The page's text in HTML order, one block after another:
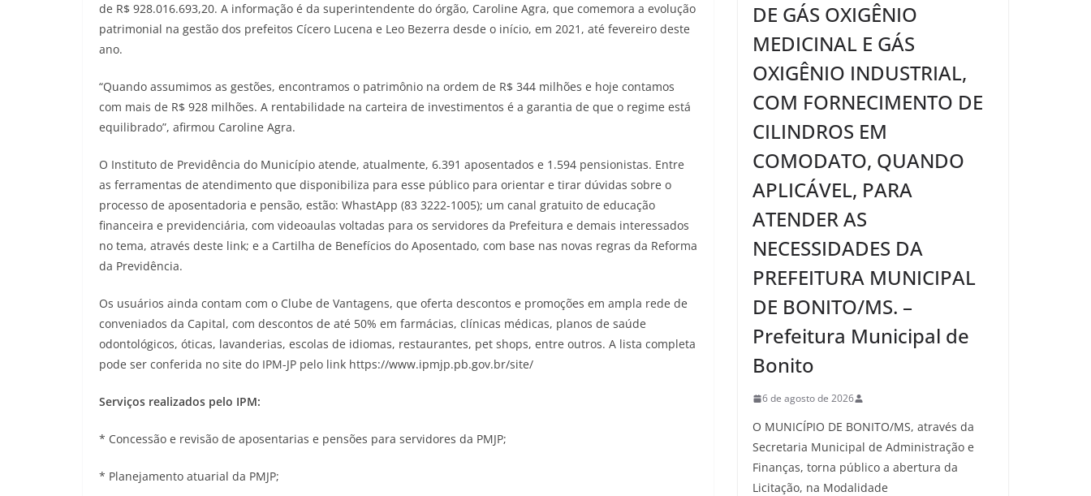
de R$ 928.016.693,20. A informação é da superintendente do órgão, Caroline Agra, que comemora a evolução
patrimonial na gestão dos prefeitos Cícero Lucena e Leo Bezerra desde o início, em 2021, até fevereiro deste
ano.
“Quando assumimos as gestões, encontramos o patrimônio na ordem de R$ 344 milhões e hoje contamos
com mais de R$ 928 milhões. A rentabilidade na carteira de investimentos é a garantia de que o regime está
equilibrado”, afirmou Caroline Agra.
O Instituto de Previdência do Município atende, atualmente, 6.391 aposentados e 1.594 pensionistas. Entre
as ferramentas de atendimento que disponibiliza para esse público para orientar e tirar dúvidas sobre o
processo de aposentadoria e pensão, estão: WhastApp (83 3222-1005); um canal gratuito de educação
financeira e previdenciária, com videoaulas voltadas para os servidores da Prefeitura e demais interessados
no tema, através deste link; e a Cartilha de Benefícios do Aposentado, com base nas novas regras da Reforma
da Previdência.
Os usuários ainda contam com o Clube de Vantagens, que oferta descontos e promoções em ampla rede de
conveniados da Capital, com descontos de até 50% em farmácias, clínicas médicas, planos de saúde
odontológicos, óticas, lavanderias, escolas de idiomas, restaurantes, pet shops, entre outros. A lista completa
pode ser conferida no site do IPM-JP pelo link https://www.ipmjp.pb.gov.br/site/
Serviços realizados pelo IPM:
* Concessão e revisão de aposentarias e pensões para servidores da PMJP;
* Planejamento atuarial da PMJP;
DE GÁS OXIGÊNIO
MEDICINAL E GÁS
OXIGÊNIO INDUSTRIAL,
COM FORNECIMENTO DE
CILINDROS EM
COMODATO, QUANDO
APLICÁVEL, PARA
ATENDER AS
NECESSIDADES DA
PREFEITURA MUNICIPAL
DE BONITO/MS. –
Prefeitura Municipal de
Bonito
6 de agosto de 2026
O MUNICÍPIO DE BONITO/MS, através da
Secretaria Municipal de Administração e
Finanças, torna público a abertura da
Licitação, na Modalidade